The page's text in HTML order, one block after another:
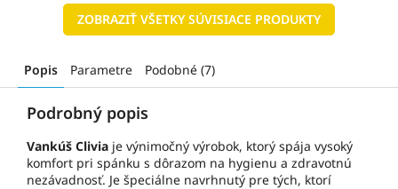
ZOBRAZIŤ VŠETKY SÚVISIACE PRODUKTY
Popis Parametre Podobné (7)
Podrobný popis
Vankúš Clivia je výnimočný výrobok, ktorý spája vysoký
komfort pri spánku s dôrazom na hygienu a zdravotnú
nezávadnosť. Je špeciálne navrhnutý pre tých, ktorí